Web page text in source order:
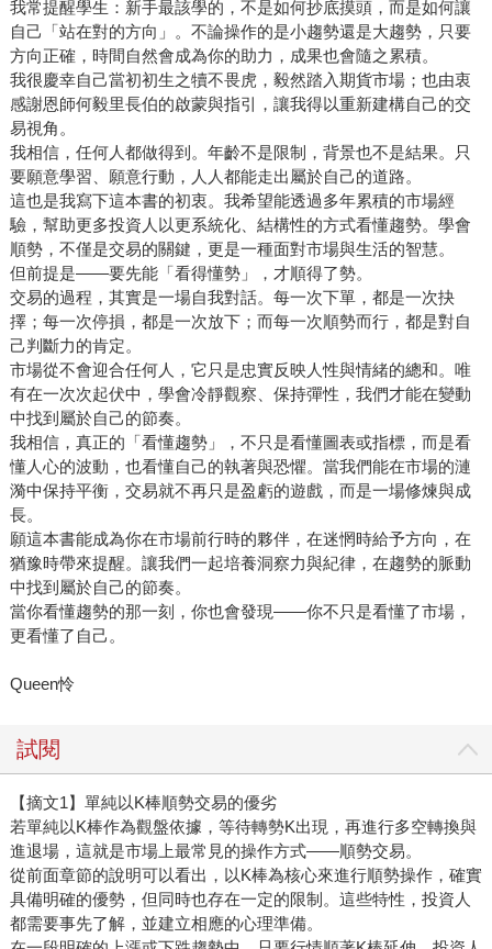
我常提醒學生：新手最該學的，不是如何抄底摸頭，而是如何讓
自己「站在對的方向」。不論操作的是小趨勢還是大趨勢，只要
方向正確，時間自然會成為你的助力，成果也會隨之累積。
我很慶幸自己當初初生之犢不畏虎，毅然踏入期貨市場；也由衷
感謝恩師何毅里長伯的啟蒙與指引，讓我得以重新建構自己的交
易視角。
我相信，任何人都做得到。年齡不是限制，背景也不是結果。只
要願意學習、願意行動，人人都能走出屬於自己的道路。
這也是我寫下這本書的初衷。我希望能透過多年累積的市場經
驗，幫助更多投資人以更系統化、結構性的方式看懂趨勢。學會
順勢，不僅是交易的關鍵，更是一種面對市場與生活的智慧。
但前提是——要先能「看得懂勢」，才順得了勢。
交易的過程，其實是一場自我對話。每一次下單，都是一次抉
擇；每一次停損，都是一次放下；而每一次順勢而行，都是對自
己判斷力的肯定。
市場從不會迎合任何人，它只是忠實反映人性與情緒的總和。唯
有在一次次起伏中，學會冷靜觀察、保持彈性，我們才能在變動
中找到屬於自己的節奏。
我相信，真正的「看懂趨勢」，不只是看懂圖表或指標，而是看
懂人心的波動，也看懂自己的執著與恐懼。當我們能在市場的漣
漪中保持平衡，交易就不再只是盈虧的遊戲，而是一場修煉與成
長。
願這本書能成為你在市場前行時的夥伴，在迷惘時給予方向，在
猶豫時帶來提醒。讓我們一起培養洞察力與紀律，在趨勢的脈動
中找到屬於自己的節奏。
當你看懂趨勢的那一刻，你也會發現——你不只是看懂了市場，
更看懂了自己。
Queen怜
試閱
【摘文1】單純以K棒順勢交易的優劣
若單純以K棒作為觀盤依據，等待轉勢K出現，再進行多空轉換與
進退場，這就是市場上最常見的操作方式——順勢交易。
從前面章節的說明可以看出，以K棒為核心來進行順勢操作，確實
具備明確的優勢，但同時也存在一定的限制。這些特性，投資人
都需要事先了解，並建立相應的心理準備。